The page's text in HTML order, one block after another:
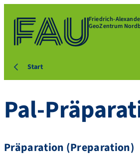
Friedrich-
GeoZentrum
Start
Pal-
Präparation (Preparation)